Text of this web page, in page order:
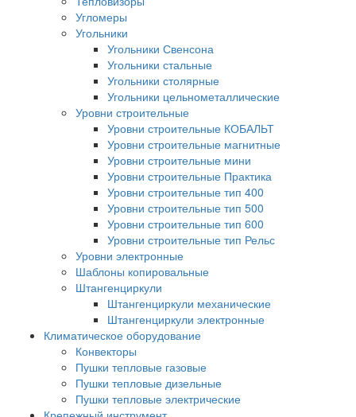
Угломеры
Угольники
Угольники Свенсона
Угольники стальные
Угольники столярные
Угольники цельнометаллические
Уровни строительные
Уровни строительные КОБАЛЬТ
Уровни строительные магнитные
Уровни строительные мини
Уровни строительные Практика
Уровни строительные тип 400
Уровни строительные тип 500
Уровни строительные тип 600
Уровни строительные тип Рельс
Уровни электронные
Шаблоны копировальные
Штангенциркули
Штангенциркули механические
Штангенциркули электронные
Климатическое оборудование
Конвекторы
Пушки тепловые газовые
Пушки тепловые дизельные
Пушки тепловые электрические